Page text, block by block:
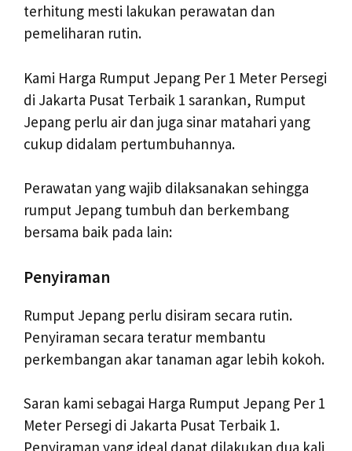
terhitung mesti lakukan perawatan dan
pemeliharan rutin.
Kami Harga Rumput Jepang Per 1 Meter Persegi
di Jakarta Pusat Terbaik 1 sarankan, Rumput
Jepang perlu air dan juga sinar matahari yang
cukup didalam pertumbuhannya.
Perawatan yang wajib dilaksanakan sehingga
rumput Jepang tumbuh dan berkembang
bersama baik pada lain:
Penyiraman
Rumput Jepang perlu disiram secara rutin.
Penyiraman secara teratur membantu
perkembangan akar tanaman agar lebih kokoh.
Saran kami sebagai Harga Rumput Jepang Per 1
Meter Persegi di Jakarta Pusat Terbaik 1.